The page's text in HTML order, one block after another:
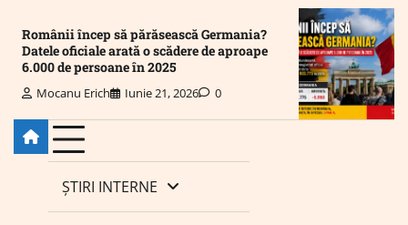
Românii încep să părăsească Germania?
Datele oficiale arată o scădere de aproape
6.000 de persoane în 2025
Mocanu Erich Iunie 21, 2026 0
ȘTIRI INTERNE